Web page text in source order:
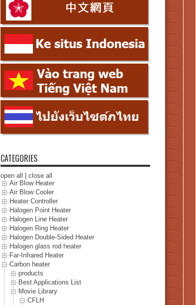
CATEGORIES
open all
close all
Air Blow Heater
Air Blow Cooler
Heater Controller
Halogen Point Heater
Halogen Line Heater
Halogen Ring Heater
Halogen Double-Sided Heater
Halogen glass rod heater
Far-Infrared Heater
Carbon heater
products
Best Applications List
Movie Library
CFLH